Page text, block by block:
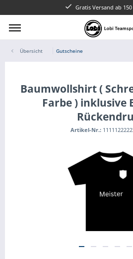
Gratis Versand ab 150
Übersicht Gutscheine
Baumwollshirt (
Farbe ) inklusive
Artikel-Nr.: